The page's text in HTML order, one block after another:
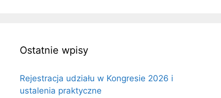
Ostatnie wpisy
Rejestracja udziału w Kongresie 2026 i
ustalenia praktyczne